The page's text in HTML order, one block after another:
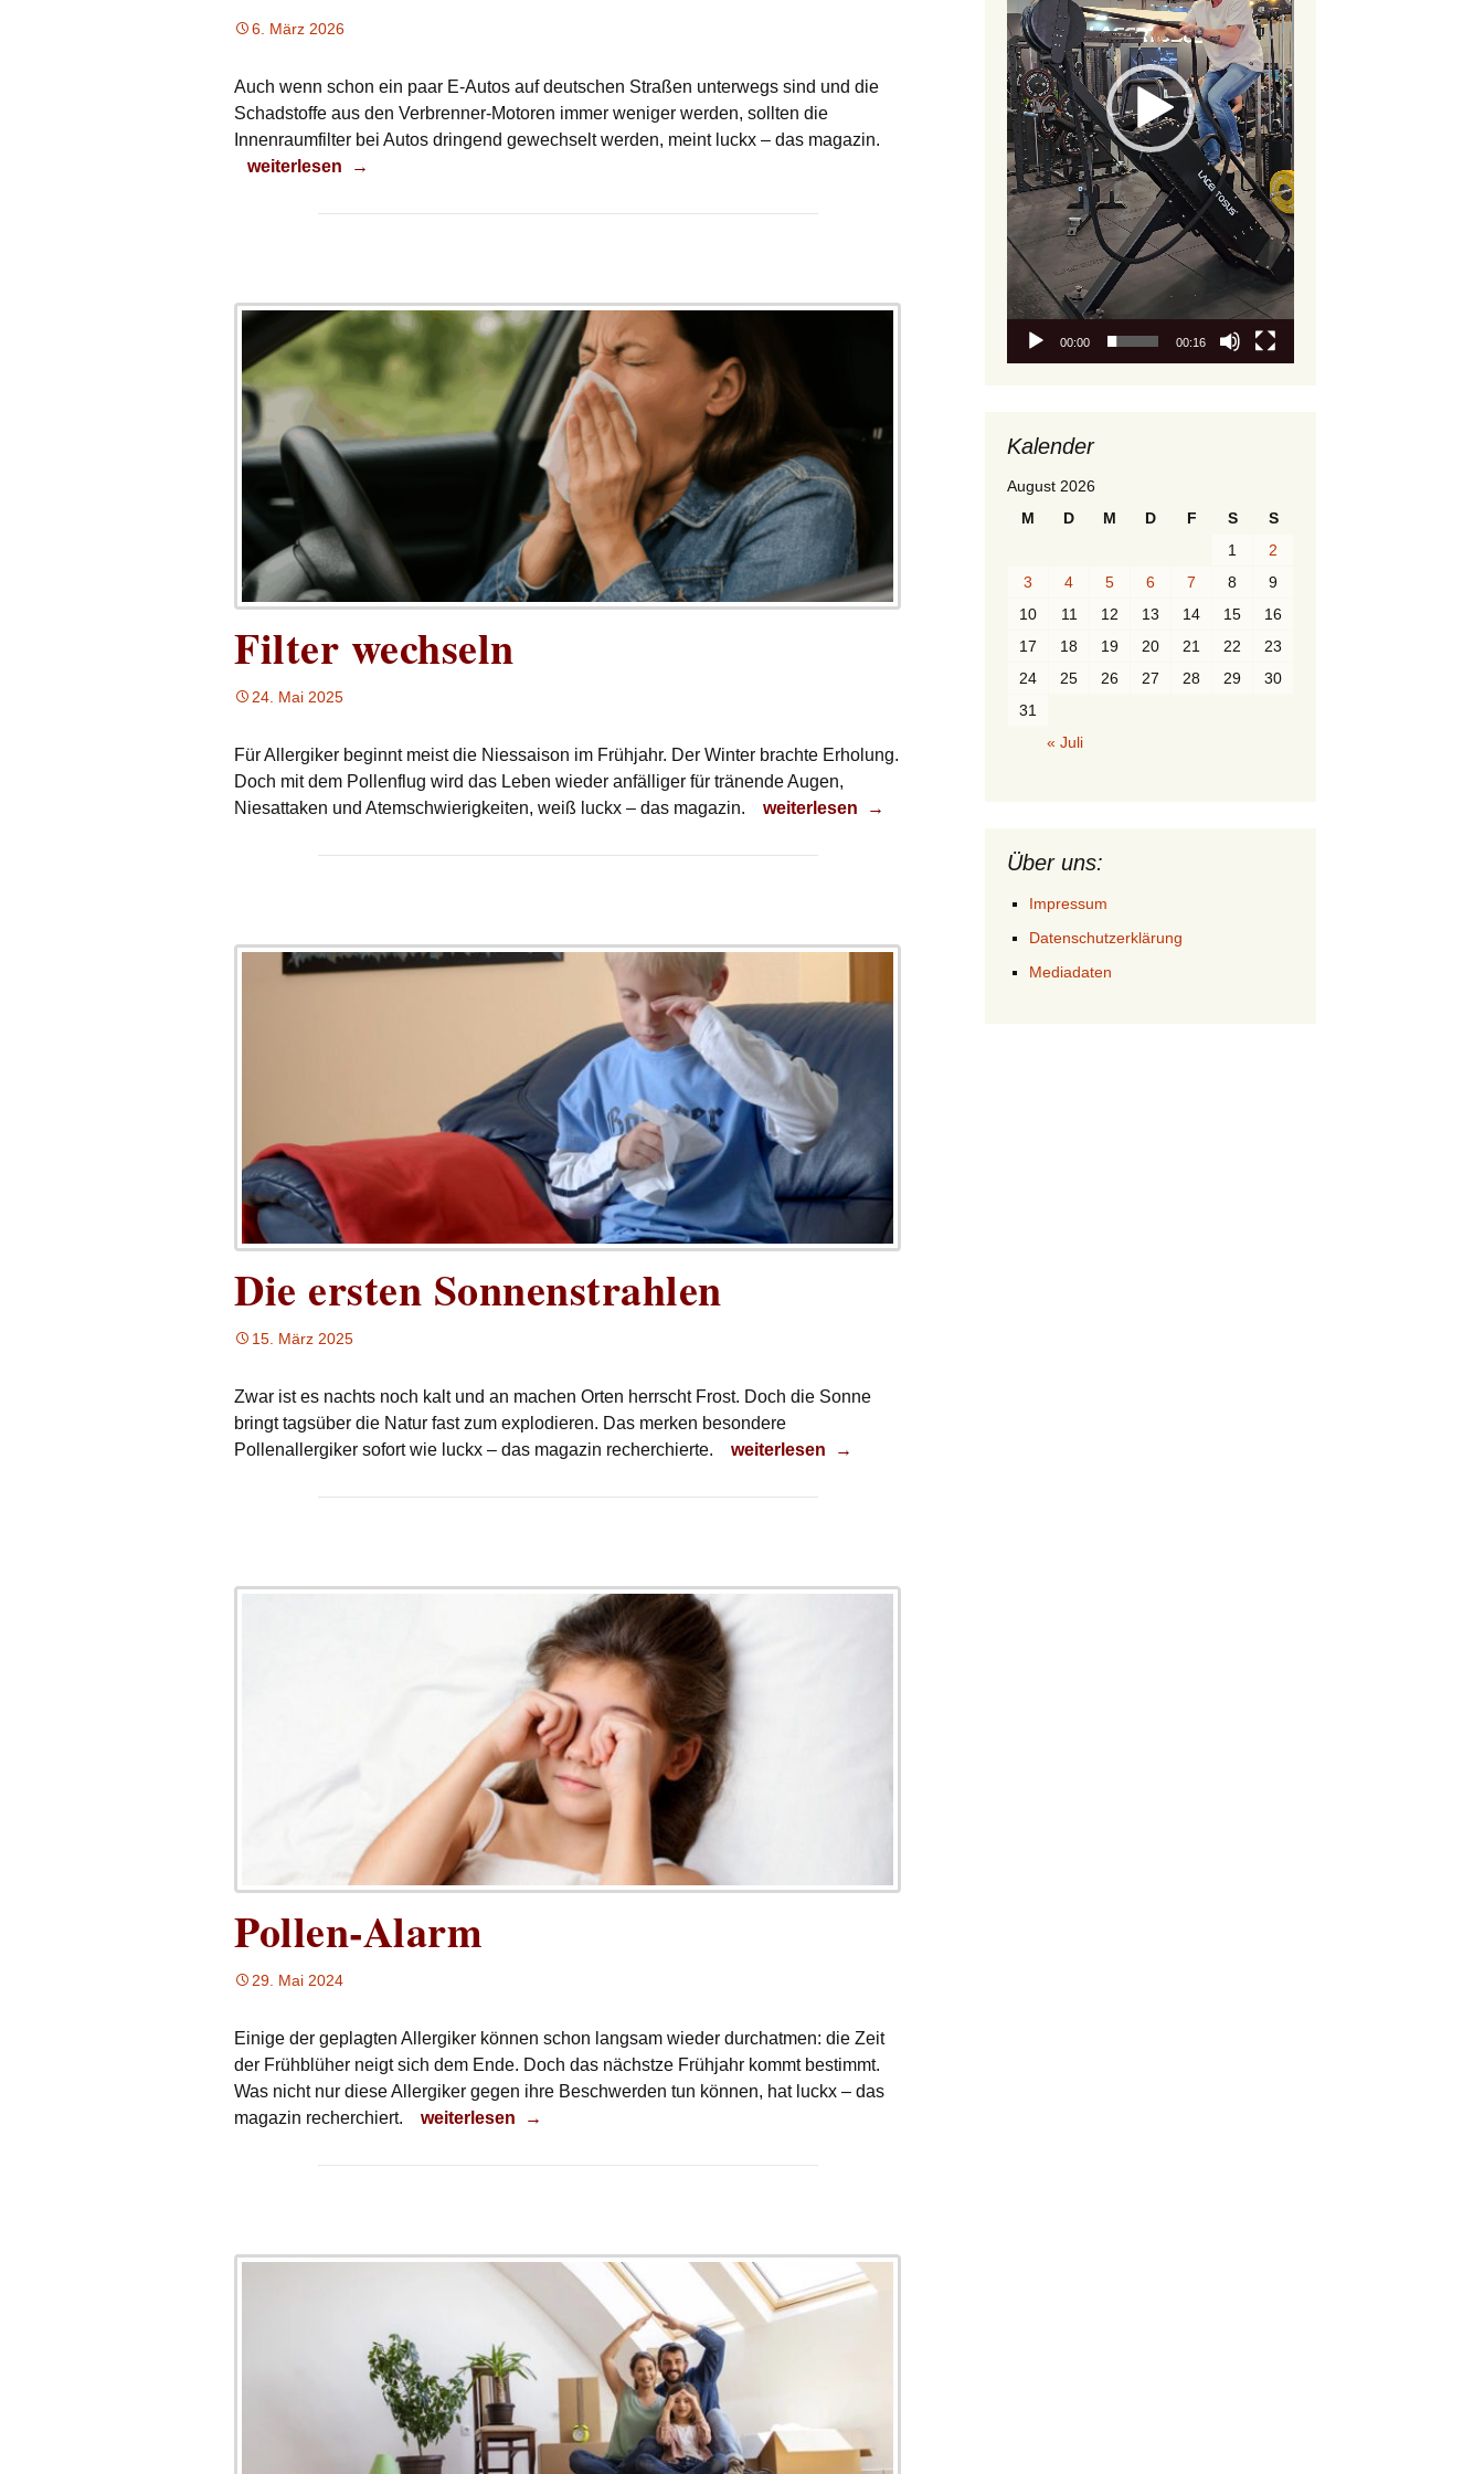
6. März 2026
Auch wenn schon ein paar E-Autos auf deutschen Straßen unterwegs sind und die
Schadstoffe aus den Verbrenner-Motoren immer weniger werden, sollten die
Innenraumfilter bei Autos dringend gewechselt werden, meint luckx – das magazin.
Jetzt wechseln!
weiterlesen →
Filter wechseln
24. Mai 2025
Für Allergiker beginnt meist die Niessaison im Frühjahr. Der Winter brachte Erholung.
Doch mit dem Pollenflug wird das Leben wieder anfälliger für tränende Augen,
Niesattaken und Atemschwierigkeiten, weiß luckx – das magazin.
Filter wechseln
weiterlesen →
Die ersten Sonnenstrahlen
15. März 2025
Zwar ist es nachts noch kalt und an machen Orten herrscht Frost. Doch die Sonne
bringt tagsüber die Natur fast zum explodieren. Das merken besondere
Pollenallergiker sofort wie luckx – das magazin recherchierte.
Die ersten Sonnenstrahlen
weiterlesen →
Pollen-Alarm
29. Mai 2024
Einige der geplagten Allergiker können schon langsam wieder durchatmen: die Zeit
der Frühblüher neigt sich dem Ende. Doch das nächstze Frühjahr kommt bestimmt.
Was nicht nur diese Allergiker gegen ihre Beschwerden tun können, hat luckx – das
magazin recherchiert.
Pollen-Alarm
weiterlesen →
00:00 00:16
Kalender
August 2026
M
D M D F S
S
1
2
3
4 5 6 7 8
9
10
11 12 13 14 15
16
17
18 19 20 21 22
23
24
25 26 27 28 29
30
31
« Juli
Über uns:
Impressum
Datenschutzerklärung
Mediadaten